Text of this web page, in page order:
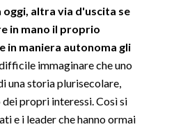
altra via d'uscita se
in mano il proprio
in maniera autonoma gli
immaginare che uno
una storia plurisecolare,
propri interessi. Così si
e i leader che hanno ormai